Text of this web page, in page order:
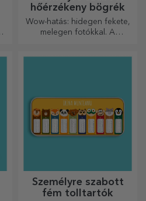
hőérzékeny bögrék
Wow-hatás: hidegen fekete,
melegen fotókkal. A
Személyre szabott
fém tolltartók